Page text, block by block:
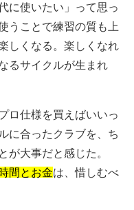
に使いたい」って思っ
うことで練習の質も上
しくなる。楽しくなれ
るサイクルが生まれ
ロ仕様を買えばいいっ
に合ったクラブを、ち
が大事だと感じた。
間とお金は、惜しむべ